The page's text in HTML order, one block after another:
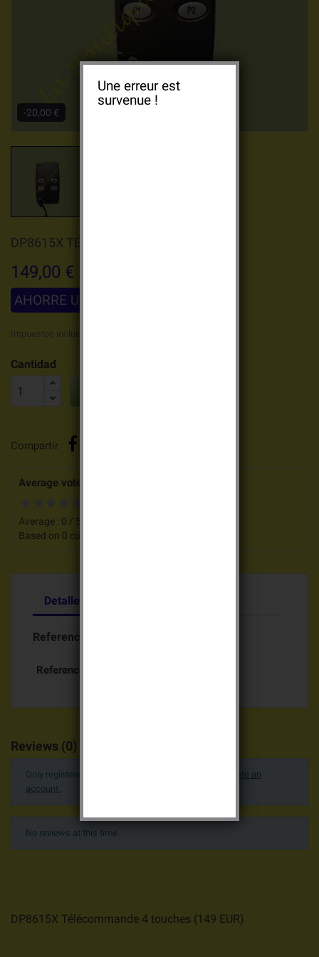
-20,00 €
DP8615X TÉLÉCOMMANDE 4 TOUCHES
149,00 €
AHORRE UN 20,00 €
Impuestos incluidos
Cantidad
Compartir
Average votes for this product
Average : 0 / 5
Based on 0 customers advices.
Detalles del producto
Referencia
Referencias específicas
Reviews (0)
Only registered users can post a review.
Log in or create an
account .
No reviews at this time.
DP8615X Télécommande 4 touches (149 EUR)
Une erreur est
survenue !